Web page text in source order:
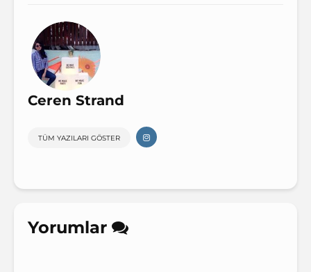
Ceren Strand
TÜM YAZILARI GÖSTER
Yorumlar